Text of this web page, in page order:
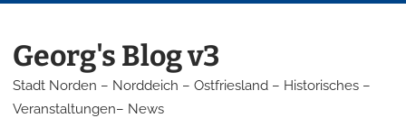
springen
Georg's Blog v3
Stadt Norden – Norddeich – Ostfriesland – Historisches –
Veranstaltungen– News